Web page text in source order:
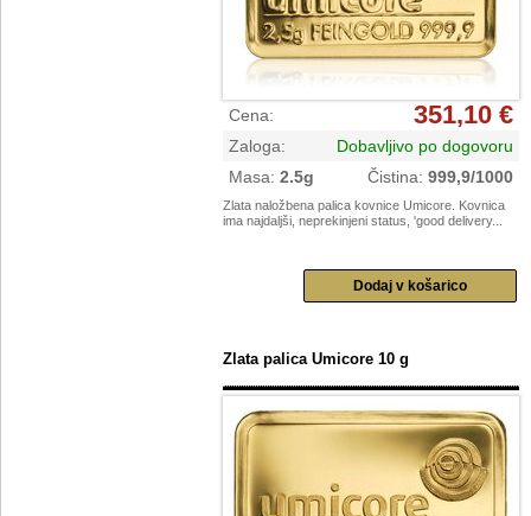
Cena: 351,10 €
Zaloga:
Dobavljivo po dogovoru
Masa: 2.5g Čistina: 999,9/1000
Zlata naložbena palica kovnice Umicore. Kovnica
ima najdaljši, neprekinjeni status, 'good delivery...
Zlata palica Umicore 10 g